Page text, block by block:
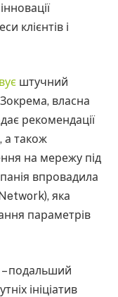
клієнтів і
штучний
Зокрема, власна
рекомендації
а також
на мережу під
впровадила
яка
параметрів
подальший
ініціатив